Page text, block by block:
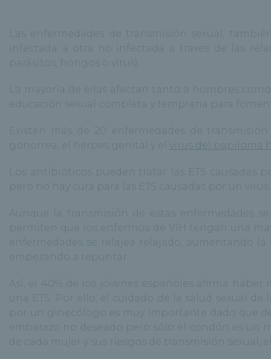
Las enfermedades de transmisión sexual,
infectada a otra no infectada a través de las
parásitos, hongos o virus).
La mayoría de ellas afectan tanto a hombres
educación sexual completa y temprana para
Existen más de 20 enfermedades de
gonorrea, el herpes genital y el
virus del papiloma
Los antibióticos pueden tratar las ETS
pero no hay cura para las ETS causadas por un
Aunque la transmisión de estas enfermedades
permiten que los enfermos de VIH tengan una
enfermedades se relajea relajado, aumentando
empezando a repuntar.
Así, el 40% de los jóvenes españoles afirma
una ETS. Por ello, el cuidado de la salud sexual
por un ginecólogo es muy importante dado que
embarazo no deseado pero sólo el condón es un
de cada mujer y sus riesgos de transmisión